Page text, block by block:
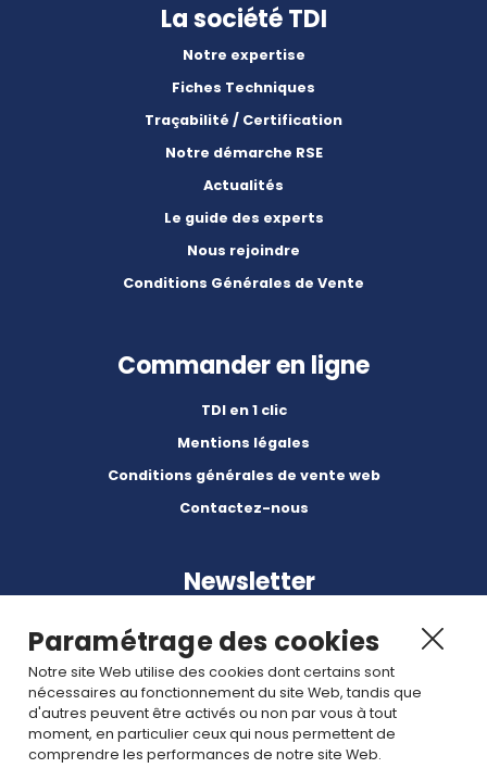
La société TDI
Notre expertise
Fiches Techniques
Traçabilité / Certification
Notre démarche RSE
Actualités
Le guide des experts
Nous rejoindre
Conditions Générales de Vente
Commander en ligne
TDI en 1 clic
Mentions légales
Conditions générales de vente web
Contactez-nous
Newsletter
Abonnez-vous à nos dernières nouvelles et articles.
Paramétrage des cookies
Notre site Web utilise des cookies dont certains sont
nécessaires au fonctionnement du site Web, tandis que
d'autres peuvent être activés ou non par vous à tout
moment, en particulier ceux qui nous permettent de
comprendre les performances de notre site Web.